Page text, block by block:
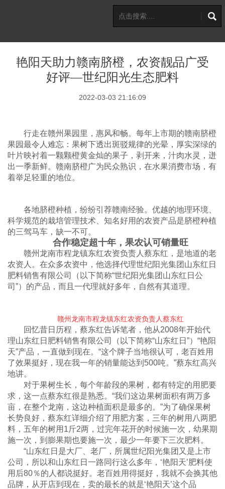
艳阳天助力赣南脐橙，农资靓品广受
好评—世纪阳光生态肥料
2022-03-03 21:16:09
行走在赣州果园里，惠风和畅。每年上市期的赣南脐橙
果园最令人难忘：果树下透出斑驳规律的光晕，厚实深绿的
叶片映衬着一颗颗橙黄金灿的果子，剥开来，汁肉水灵，迸
出一季新鲜。赣南脐橙广为民众熟识，在水果消费市场，有
着举足轻重的地位。
各地脐橙种植，纷纷引荐赣南经验。优越的地理环境、
科学规范的栽培管理技术、知名好用的农资产品是脐橙种植
的三驾马车，缺一不可。
合作稳定超十年，果农认可销量旺
赣州龙南市程龙镇东红农资负责人蔡东红，是地道的老
农资人。在众多农资中，他选择代理世纪阳光集团山东红日
肥料销售有限公司（以下简称“世纪阳光集团山东红日公
司”）的产品，而且一代理就好多年，自然有其道理。
赣州龙南市程龙镇东红农资负责人蔡东红
回忆昔日历程，蔡东红告诉笔者，他从2008年开始代
理山东红日肥料销售有限公司（以下简称“山东红日”）“艳阳
天”产品，一直做到现在。“这个牌子当地很认可，老百姓用
了效果挺好，现在我一年的销量能达到500吨。”蔡东红高兴
地讲。
对于果树生长，每个年龄段的果树，都有特定的用肥要
求，这一点蔡东红很是熟悉。“我们这边果树面积有两万多
亩，在整个龙南，这边种植面积是最多的。”为了确保果树
长势良好，蔡东红详细介绍了用肥方案，三年的树用八两肥
料，五年的树用1斤2两，过完年花开的时候施一次，幼果期
施一次，到膨果期也要施一次，最少一年要下三次肥料。
“山东红日是大厂、老厂，所属世纪阳光集团又是上市
公司，所以和山东红日一路同行这么多年，‘艳阳天’肥料使
用后80％的人都说挺好。老百姓用得挺好，我就不会换其他
品牌，从开店到现在，卖的最长的就是‘艳阳天’这个品